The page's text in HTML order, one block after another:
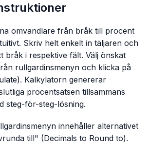
omvandlare från bråk till procent
Skriv helt enkelt in täljaren och
bråk i respektive fält. Välj önskat
rullgardinsmenyn och klicka på
Kalkylatorn genererar
procentsatsen tillsammans
steg-för-steg-lösning.
innehåller alternativet
till" (Decimals to Round to).